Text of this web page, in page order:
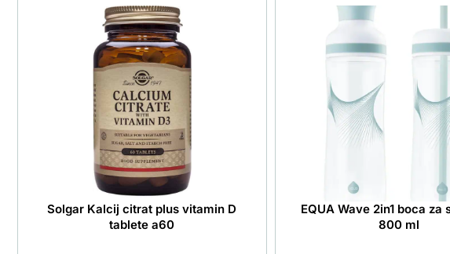
Solgar Kalcij citrat plus vitamin D
tablete a60
EQUA Wave 2in1 boca za
800 ml